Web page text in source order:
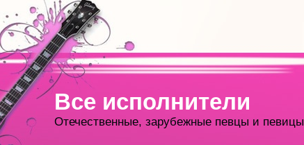
Все исполнители
Отечественные, зарубежные певцы и певицы